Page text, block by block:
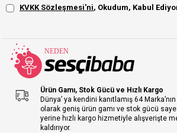
KVKK Sözleşmesi'ni, Okudum, Kabul
Ürün Gamı, Stok Gücü ve Hızlı Kargo
Dünya’ ya kendini kanıtlamış 64
olarak geniş ürün gamı ve stok gücü
yerine hızlı kargo hizmetiyle alışverişte
kaldırıyor.